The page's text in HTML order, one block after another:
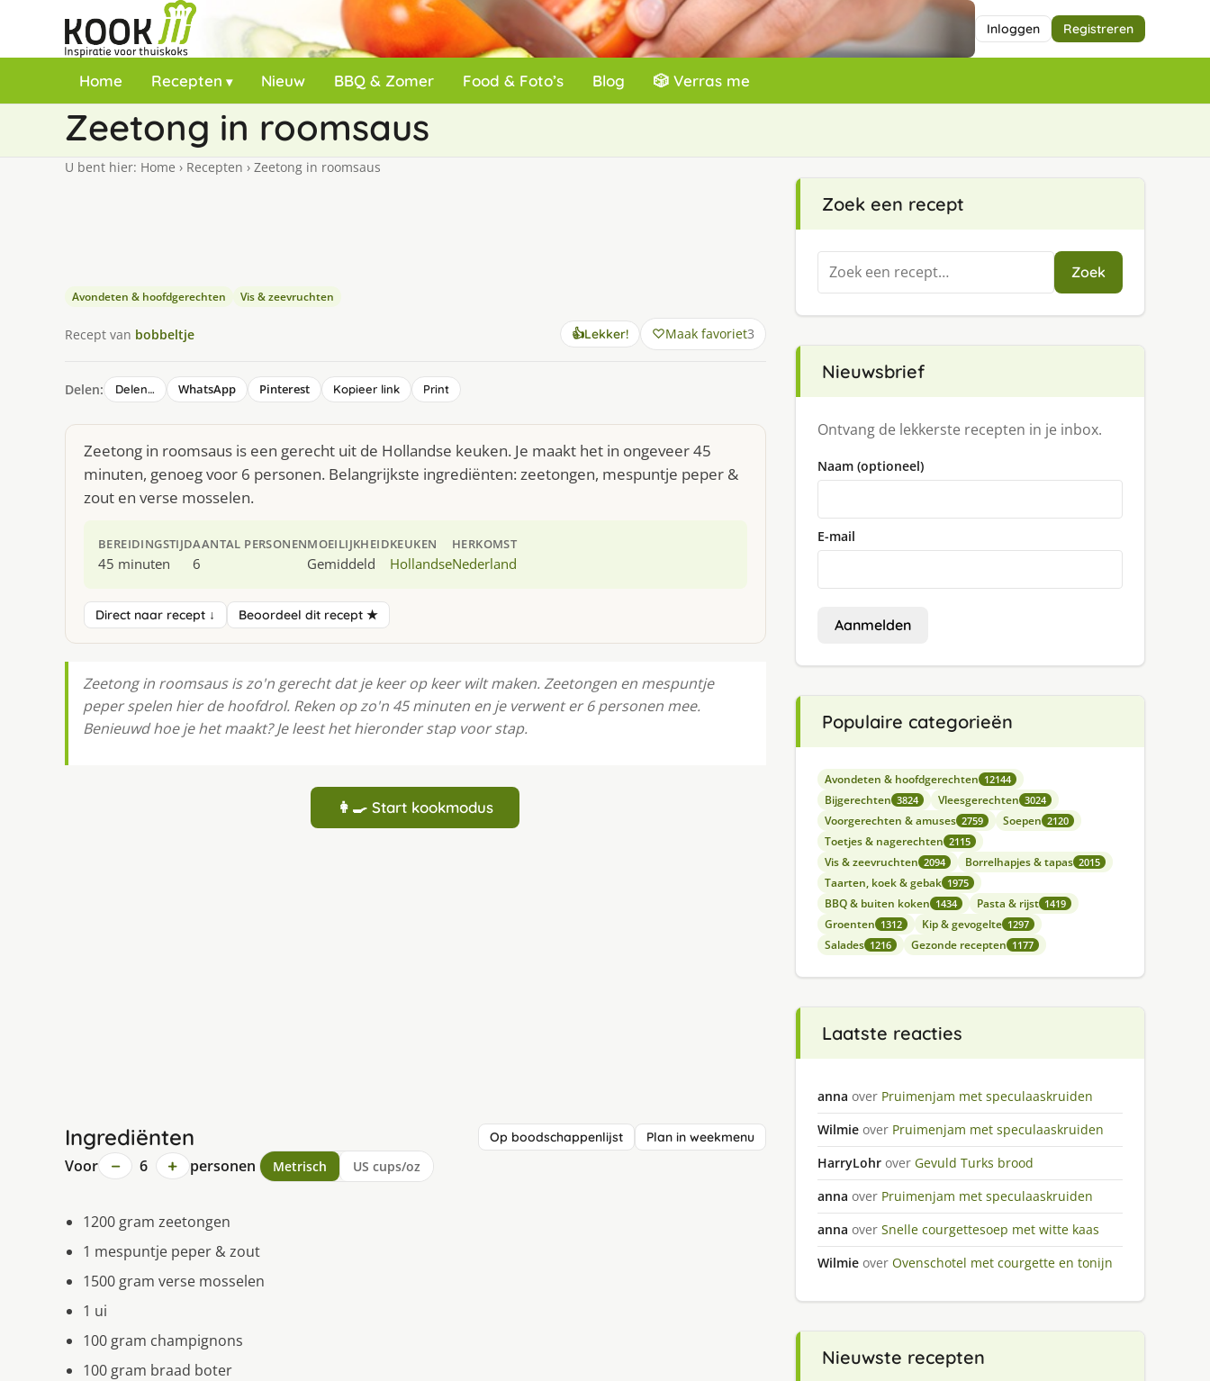
Inloggen Registreren
Home Recepten Nieuw BBQ & Zomer Food & Foto’s Blog 🎲 Verras me
Zeetong in roomsaus
U bent hier: Home › Recepten › Zeetong in roomsaus
Avondeten & hoofdgerechten Vis & zeevruchten
Recept van bobbeltje 👍Lekker! Maak favoriet3
Delen: Delen… WhatsApp Pinterest Kopieer link Print
Zeetong in roomsaus is een gerecht uit de Hollandse keuken. Je maakt het in ongeveer 45
minuten, genoeg voor 6 personen. Belangrijkste ingrediënten: zeetongen, mespuntje peper &
zout en verse mosselen.
BEREIDINGSTIJD
45 minuten
AANTAL PERSONEN
6
MOEILIJKHEID
Gemiddeld
KEUKEN
Hollandse
HERKOMST
Nederland
Direct naar recept ↓ Beoordeel dit recept ★
Zeetong in roomsaus is zo'n gerecht dat je keer op keer wilt maken. Zeetongen en mespuntje
peper spelen hier de hoofdrol. Reken op zo'n 45 minuten en je verwent er 6 personen mee.
Benieuwd hoe je het maakt? Je leest het hieronder stap voor stap.
👩‍🍳 Start kookmodus
Ingrediënten Op boodschappenlijst Plan in weekmenu
Voor − 6 + personen Metrisch US cups/oz
1200 gram zeetongen
1 mespuntje peper & zout
1500 gram verse mosselen
1 ui
100 gram champignons
100 gram braad boter
Zoek een recept
Zoeken
naar:
Zoek
Nieuwsbrief
Ontvang de lekkerste recepten in je inbox.
Naam (optioneel)
E-mail
Aanmelden
Populaire categorieën
Avondeten & hoofdgerechten 12144
Bijgerechten 3824 Vleesgerechten 3024
Voorgerechten & amuses 2759 Soepen 2120
Toetjes & nagerechten 2115
Vis & zeevruchten 2094 Borrelhapjes & tapas 2015
Taarten, koek & gebak 1975
BBQ & buiten koken 1434 Pasta & rijst 1419
Groenten 1312 Kip & gevogelte 1297
Salades 1216 Gezonde recepten 1177
Laatste reacties
anna over Pruimenjam met speculaaskruiden
Wilmie over Pruimenjam met speculaaskruiden
HarryLohr over Gevuld Turks brood
anna over Pruimenjam met speculaaskruiden
anna over Snelle courgettesoep met witte kaas
Wilmie over Ovenschotel met courgette en tonijn
Nieuwste recepten